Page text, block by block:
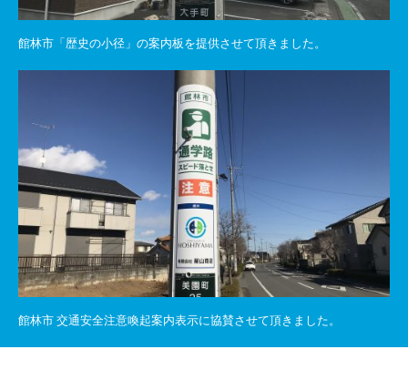
館林市「歴史の小径」の案内板を提供させて頂きました。
館林市 交通安全注意喚起案内表示に協賛させて頂きました。